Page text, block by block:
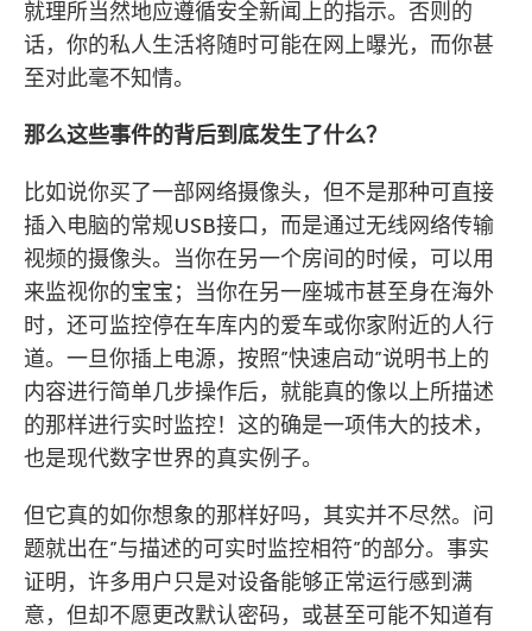
就理所当然地应遵循安全新闻上的指示。否则的
话，你的私人生活将随时可能在网上曝光，而你甚
至对此毫不知情。
那么这些事件的背后到底发生了什么？
比如说你买了一部网络摄像头，但不是那种可直接
插入电脑的常规USB接口，而是通过无线网络传输
视频的摄像头。当你在另一个房间的时候，可以用
来监视你的宝宝；当你在另一座城市甚至身在海外
时，还可监控停在车库内的爱车或你家附近的人行
道。一旦你插上电源，按照”快速启动”说明书上的
内容进行简单几步操作后，就能真的像以上所描述
的那样进行实时监控！这的确是一项伟大的技术，
也是现代数字世界的真实例子。
但它真的如你想象的那样好吗，其实并不尽然。问
题就出在”与描述的可实时监控相符”的部分。事实
证明，许多用户只是对设备能够正常运行感到满
意，但却不愿更改默认密码，或甚至可能不知道有